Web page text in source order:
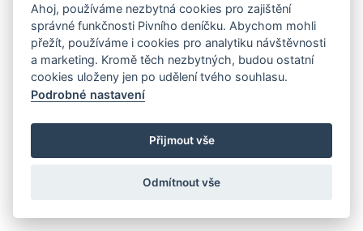
Máme rádi
Pivní.info
Poznámka pod čarou
Pivní deníček je nezávislý zdroj, který není spjat s žádným
konkrétním pivovarem ani restaurací. Názory uživatelů nemusí nutně
reprezentovat názory tvůrců Deníčku.
Ahoj, používáme nezbytná cookies pro zajištění
správné funkčnosti Pivního deníčku. Abychom mohli
přežít, používáme i cookies pro analytiku návštěvnosti
a marketing. Kromě těch nezbytných, budou ostatní
cookies uloženy jen po udělení tvého souhlasu.
Podrobné nastavení
Přijmout vše
Odmítnout vše